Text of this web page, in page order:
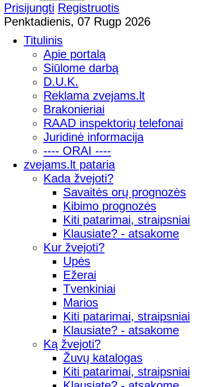
Prisijungti Registruotis
Penktadienis, 07 Rugp 2026
Titulinis
Apie portalą
Siūlome darbą
D.U.K.
Reklama zvejams.lt
Brakonieriai
RAAD inspektorių telefonai
Juridinė informacija
---- ORAI ----
zvejams.lt pataria
Kada žvejoti?
Savaitės orų prognozės
Kibimo prognozės
Kiti patarimai, straipsniai
Klausiate? - atsakome
Kur žvejoti?
Upės
Ežerai
Tvenkiniai
Marios
Kiti patarimai, straipsniai
Klausiate? - atsakome
Ką žvejoti?
Žuvų katalogas
Kiti patarimai, straipsniai